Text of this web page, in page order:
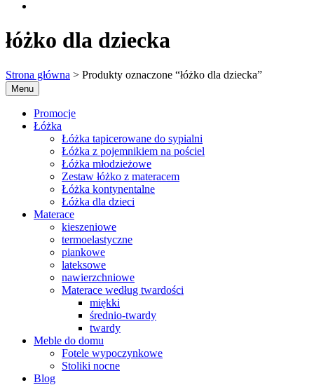
łóżko dla dziecka
Strona główna > Produkty oznaczone “łóżko dla dziecka”
Menu
Promocje
Łóżka
Łóżka tapicerowane do sypialni
Łóżka z pojemnikiem na pościel
Łóżka młodzieżowe
Zestaw łóżko z materacem
Łóżka kontynentalne
Łóżka dla dzieci
Materace
kieszeniowe
termoelastyczne
piankowe
lateksowe
nawierzchniowe
Materace według twardości
miękki
średnio-twardy
twardy
Meble do domu
Fotele wypoczynkowe
Stoliki nocne
Blog